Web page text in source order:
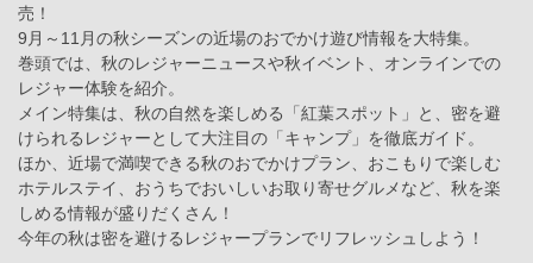
売！
9月～11月の秋シーズンの近場のおでかけ遊び情報を大特集。
巻頭では、秋のレジャーニュースや秋イベント、オンラインでの
レジャー体験を紹介。
メイン特集は、秋の自然を楽しめる「紅葉スポット」と、密を避
けられるレジャーとして大注目の「キャンプ」を徹底ガイド。
ほか、近場で満喫できる秋のおでかけプラン、おこもりで楽しむ
ホテルステイ、おうちでおいしいお取り寄せグルメなど、秋を楽
しめる情報が盛りだくさん！
今年の秋は密を避けるレジャープランでリフレッシュしよう！